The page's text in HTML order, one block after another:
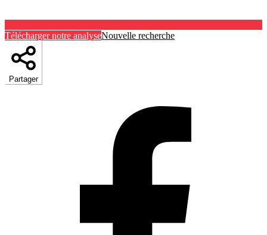
Télécharger notre analyseNouvelle recherche
Partager